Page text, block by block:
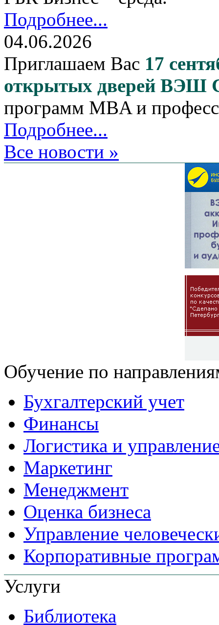
Подробнее...
04.06.2026
Приглашаем Вас 17
открытых дверей ВЭШ
программ MBA и
Подробнее...
Все новости »
Обучение по
Бухгалтерский учет
Финансы
Логистика и
Маркетинг
Менеджмент
Оценка бизнеса
Управление
Корпоративные
Услуги
Библиотека